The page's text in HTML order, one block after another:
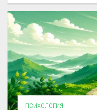
ПСИХОЛОГИЯ